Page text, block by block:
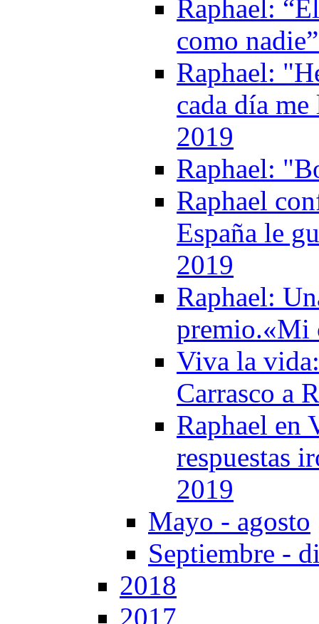
Raphael:
como
Raphael:
cada día
2019
Raphael:
Raphael
España le
2019
Raphael:
premio.«Mi
Viva la
Carrasco a
Raphael en
respuestas
2019
Mayo - agosto
Septiembre -
2018
2017